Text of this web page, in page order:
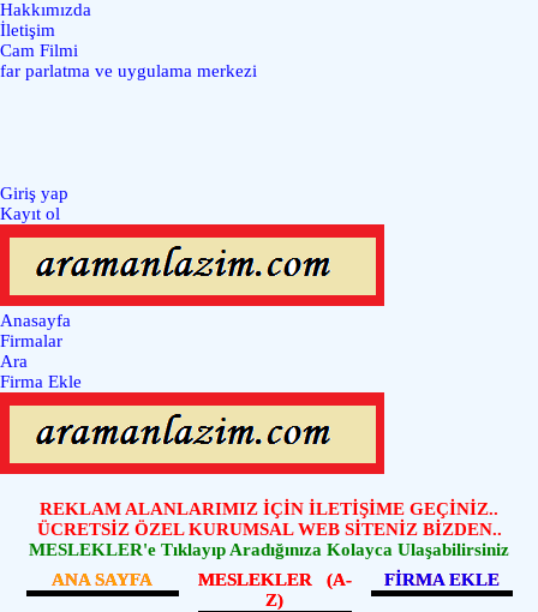
Hakkımızda
İletişim
Cam Filmi
far parlatma ve uygulama merkezi
Giriş yap
Kayıt ol
Anasayfa
Firmalar
Ara
Firma Ekle
REKLAM ALANLARIMIZ İÇİN İLETİŞİME GEÇİNİZ..
ÜCRETSİZ ÖZEL KURUMSAL WEB SİTENİZ BİZDEN..
MESLEKLER'e Tıklayıp Aradığınıza Kolayca Ulaşabilirsiniz
ANA SAYFA
MESLEKLER (A-
Z)
FİRMA EKLE